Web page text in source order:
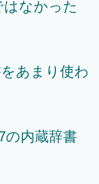
なかった
あまり使わ
の内蔵辞書